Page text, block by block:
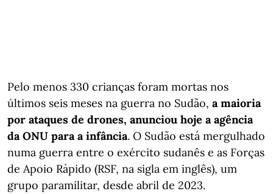
Pelo menos 330 crianças foram mortas nos
últimos seis meses na guerra no Sudão, a maioria
por ataques de drones, anunciou hoje a agência
da ONU para a infância. O Sudão está mergulhado
numa guerra entre o exército sudanês e as Forças
de Apoio Rápido (RSF, na sigla em inglês), um
grupo paramilitar, desde abril de 2023.